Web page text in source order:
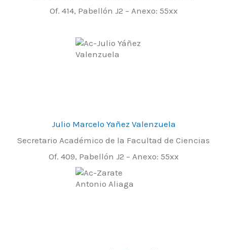
Of. 414, Pabellón J2 – Anexo: 55xx
Julio Marcelo Yañez Valenzuela
Secretario Académico de la Facultad de Ciencias
Of. 409, Pabellón J2 – Anexo: 55xx